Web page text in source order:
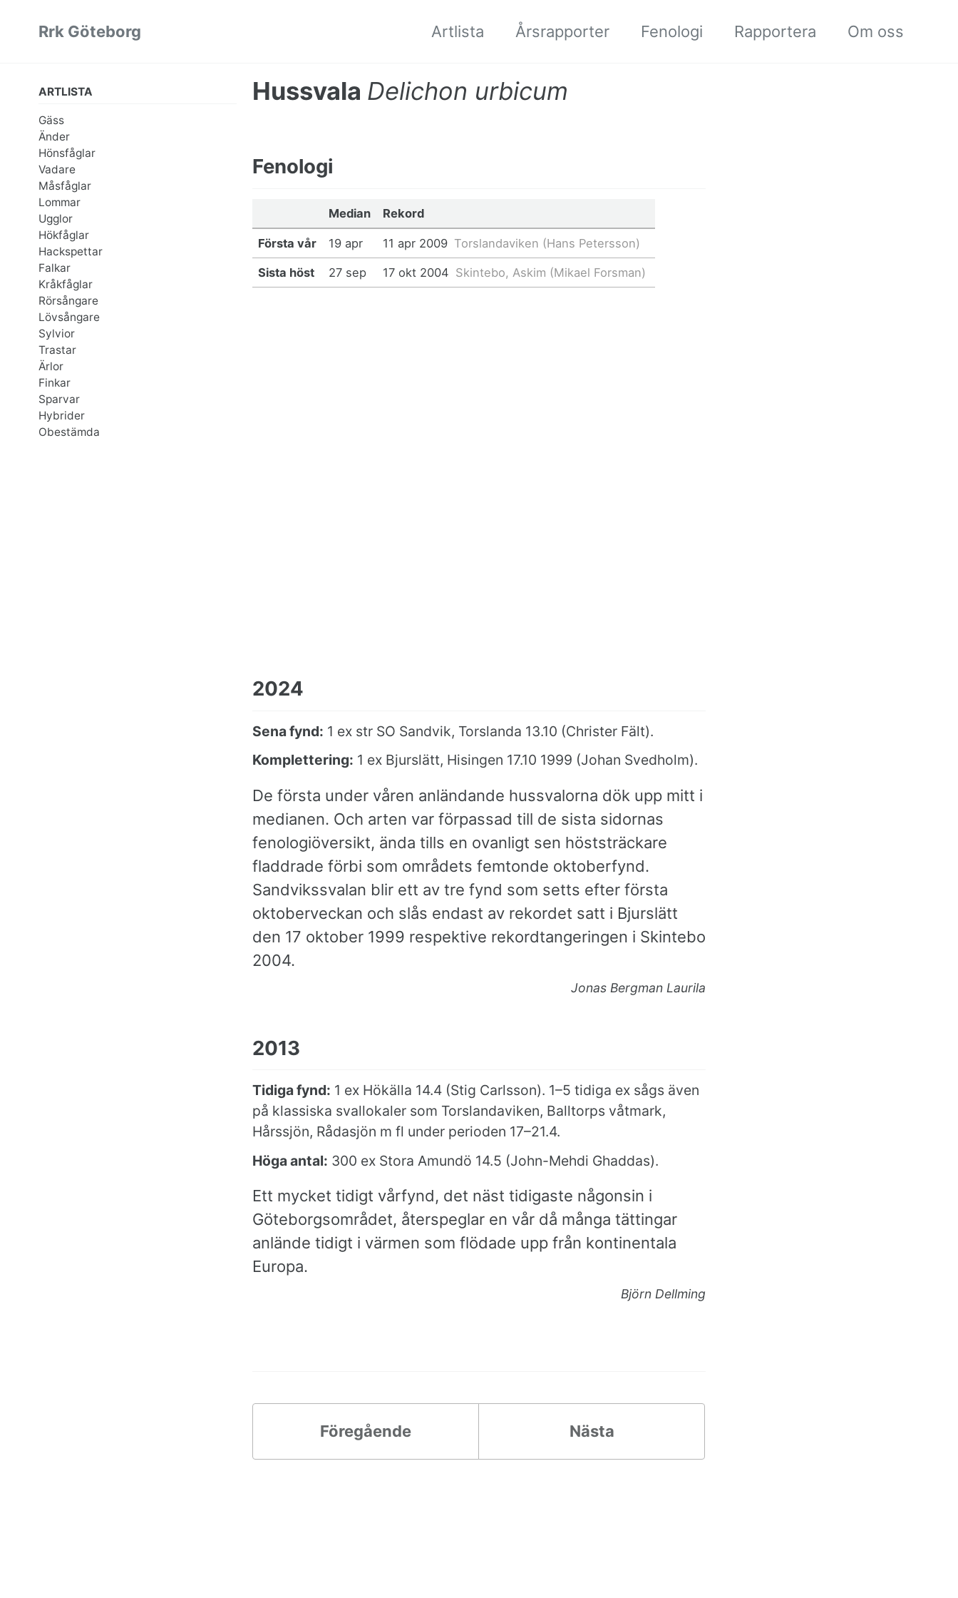
Rrk Göteborg Artlista Årsrapporter Fenologi Rapportera Om oss
ARTLISTA
Gäss
Änder
Hönsfåglar
Vadare
Måsfåglar
Lommar
Ugglor
Hökfåglar
Hackspettar
Falkar
Kråkfåglar
Rörsångare
Lövsångare
Sylvior
Trastar
Ärlor
Finkar
Sparvar
Hybrider
Obestämda
Hussvala Delichon urbicum
Fenologi
Median Rekord
Första vår 19 apr 11 apr 2009 Torslandaviken (Hans Petersson)
Sista höst 27 sep 17 okt 2004 Skintebo, Askim (Mikael Forsman)
2024
Sena fynd: 1 ex str SO Sandvik, Torslanda 13.10 (Christer Fält).
Komplettering: 1 ex Bjurslätt, Hisingen 17.10 1999 (Johan Svedholm).
De första under våren anländande hussvalorna dök upp mitt i
medianen. Och arten var förpassad till de sista sidornas
fenologiöversikt, ända tills en ovanligt sen höststräckare
fladdrade förbi som områdets femtonde oktoberfynd.
Sandvikssvalan blir ett av tre fynd som setts efter första
oktoberveckan och slås endast av rekordet satt i Bjurslätt
den 17 oktober 1999 respektive rekordtangeringen i Skintebo
2004.
Jonas Bergman Laurila
2013
Tidiga fynd: 1 ex Hökälla 14.4 (Stig Carlsson). 1–5 tidiga ex sågs även
på klassiska svallokaler som Torslandaviken, Balltorps våtmark,
Hårssjön, Rådasjön m fl under perioden 17–21.4.
Höga antal: 300 ex Stora Amundö 14.5 (John-Mehdi Ghaddas).
Ett mycket tidigt vårfynd, det näst tidigaste någonsin i
Göteborgsområdet, återspeglar en vår då många tättingar
anlände tidigt i värmen som flödade upp från kontinentala
Europa.
Björn Dellming
Föregående Nästa